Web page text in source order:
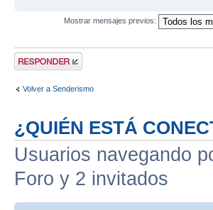
Mostrar mensajes previos:
Publicar una
respuesta
Volver a Senderismo
¿QUIÉN ESTÁ
Usuarios navegando
Foro y 2 invitados